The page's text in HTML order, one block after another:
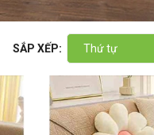
SẮP XẾP: Thứ tự